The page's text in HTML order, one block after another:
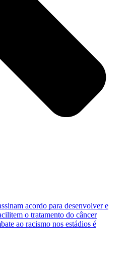
acordo para desenvolver e
o tratamento do câncer
ao racismo nos estádios é